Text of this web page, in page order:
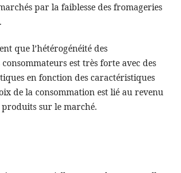
par la faiblesse des fromageries
que l’hétérogénéité des
est très forte avec des
en fonction des caractéristiques
de la consommation est lié au revenu
produits sur le marché.